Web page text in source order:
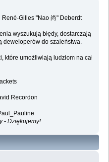
René-Gilles "Nao 尚" Deberdt
wyszukują błędy, dostarczają
deweloperów do szaleństwa.
które umożliwiają ludziom na całym
Recordon
- Dziękujemy!